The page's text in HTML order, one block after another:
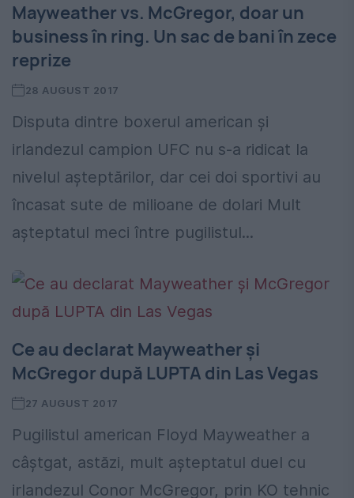
Mayweather vs. McGregor, doar un
business în ring. Un sac de bani în zece
reprize
28 AUGUST 2017
Disputa dintre boxerul american și
irlandezul campion UFC nu s-a ridicat la
nivelul așteptărilor, dar cei doi sportivi au
încasat sute de milioane de dolari Mult
așteptatul meci între pugilistul...
Ce au declarat Mayweather și
McGregor după LUPTA din Las Vegas
27 AUGUST 2017
Pugilistul american Floyd Mayweather a
câștgat, astăzi, mult așteptatul duel cu
irlandezul Conor McGregor, prin KO tehnic